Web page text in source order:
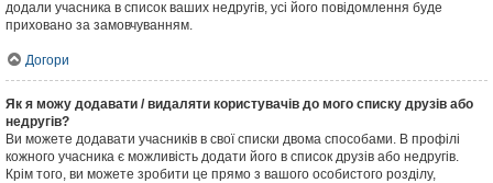
додали учасника в список ваших недругів, усі його повідомлення буде
приховано за замовчуванням.
Догори
Як я можу додавати / видаляти користувачів до мого списку друзів або
недругів?
Ви можете додавати учасників в свої списки двома способами. В профілі
кожного учасника є можливість додати його в список друзів або недругів.
Крім того, ви можете зробити це прямо з вашого особистого розділу,